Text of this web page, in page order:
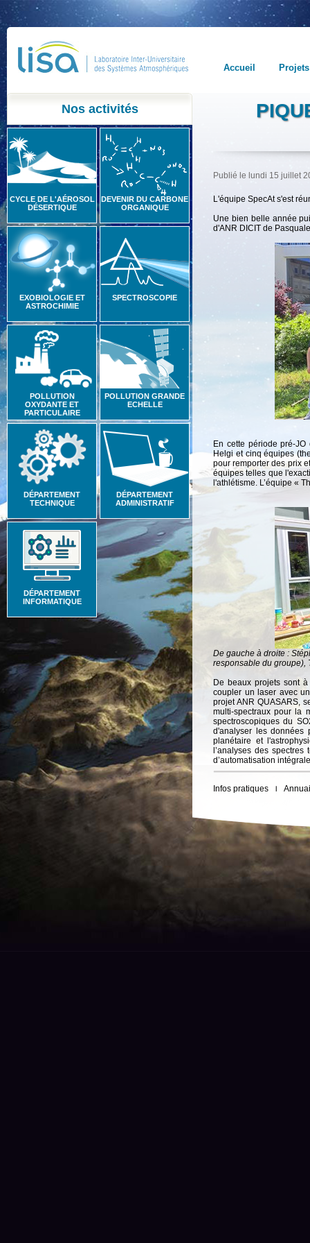
Accueil Projets
Nos activités
CYCLE DE L'AÉROSOL
DÉSERTIQUE
DEVENIR DU CARBONE
ORGANIQUE
EXOBIOLOGIE ET
ASTROCHIMIE
SPECTROSCOPIE
POLLUTION
OXYDANTE ET
PARTICULAIRE
POLLUTION GRANDE
ECHELLE
DÉPARTEMENT
TECHNIQUE
DÉPARTEMENT
ADMINISTRATIF
DÉPARTEMENT
INFORMATIQUE
Publié le lundi 15 juillet
L'équipe SpecAt s'est
Une bien belle année
d'ANR DICIT de
En cette période pré-
Helgi et cinq équipes
pour remporter des prix
équipes telles que
l'athlétisme. L’équipe «
De gauche à droite :
responsable du groupe),
De beaux projets sont
coupler un laser avec
projet ANR QUASARS,
multi-spectraux pour la
spectroscopiques du
d'analyser les données
planétaire et
l’analyses des
d’automatisation
Infos pratiques